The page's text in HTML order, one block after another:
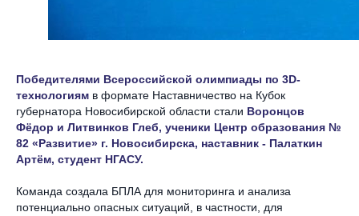
Победителями Всероссийской олимпиады по 3D-
технологиям в формате Наставничество на Кубок
губернатора Новосибирской области стали Воронцов
Фёдор и Литвинков Глеб, ученики Центр образования №
82 «Развитие» г. Новосибирска, наставник - Палаткин
Артём, студент НГАСУ.
Команда создала БПЛА для мониторинга и анализа
потенциально опасных ситуаций, в частности, для